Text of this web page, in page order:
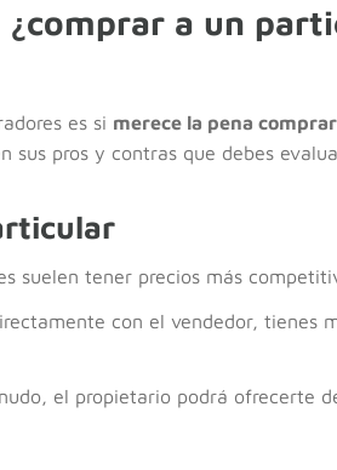
a un
es si merece la pena
sus pros y contras que debes
suelen tener precios más
con el vendedor, tienes
el propietario podrá ofrecerte